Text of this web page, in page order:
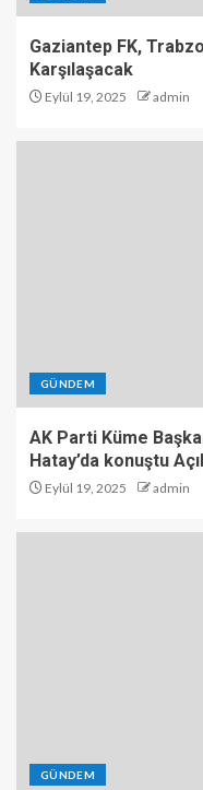
Gaziantep FK,
Karşılaşacak
Eylül 19, 2025 admin
GÜNDEM
AK Parti Küme
Hatay’da konuştu
Eylül 19, 2025 admin
GÜNDEM